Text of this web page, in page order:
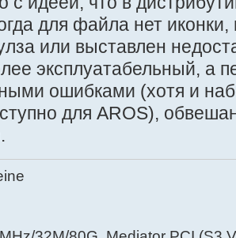
для файла нет иконки,
или выставлен
эксплуатабельный, а
ошибками (хотя и
для AROS),